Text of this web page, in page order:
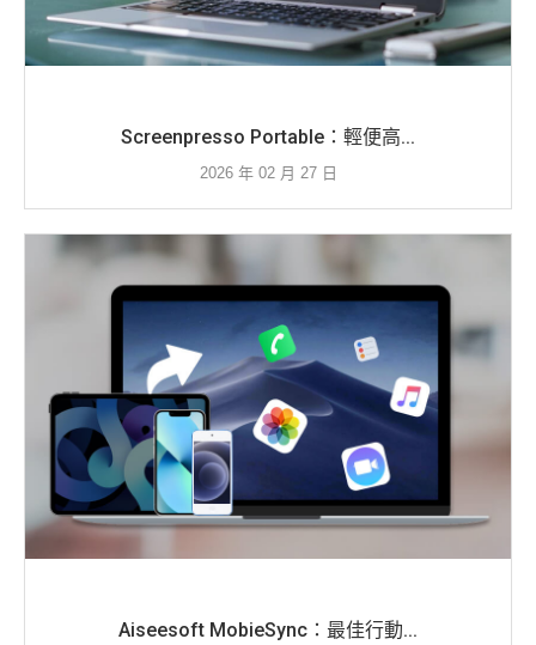
Screenpresso Portable：輕便高...
2026 年 02 月 27 日
Aiseesoft MobieSync：最佳行動...